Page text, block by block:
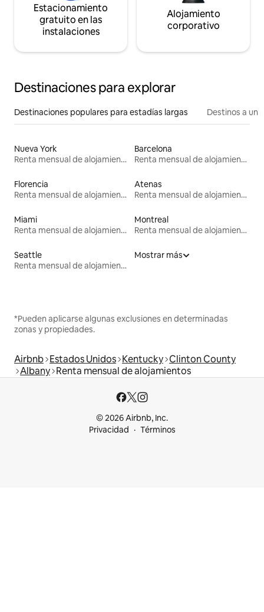
Estacionamiento
gratuito en las
instalaciones
Alojamiento
corporativo
Destinaciones para explorar
Destinaciones populares para estadías largas Destinos a un
Nueva York
Renta mensual de alojamientos
Barcelona
Renta mensual de alojamientos
Florencia
Renta mensual de alojamientos
Atenas
Renta mensual de alojamientos
Miami
Renta mensual de alojamientos
Montreal
Renta mensual de alojamientos
Seattle
Renta mensual de alojamientos
Mostrar más
*Pueden aplicarse algunas exclusiones en determinadas
zonas y propiedades.
Airbnb Estados Unidos Kentucky Clinton County
Albany Renta mensual de alojamientos
© 2026 Airbnb, Inc.
Privacidad
Términos